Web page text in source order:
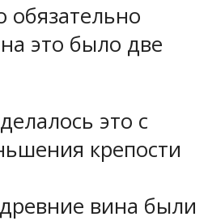
это было две
это с
крепости
вина были